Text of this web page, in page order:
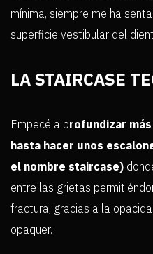
mínima, siempre me ha
superficie vestibular del
LA STAIRCASE
Empecé a profundizar
hasta hacer unos
el nombre staircase)
entre las grietas
fractura, gracias a la
opaquer.